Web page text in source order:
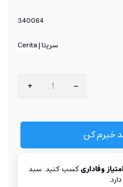
340064
سریتا | Cerita
-
+
خبرم کن
امتیاز وفاداریکسب کنید. سبد
دارد.